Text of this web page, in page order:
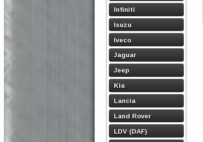
Infiniti
Isuzu
Iveco
Jaguar
Jeep
Kia
Lancia
Land Rover
LDV (DAF)